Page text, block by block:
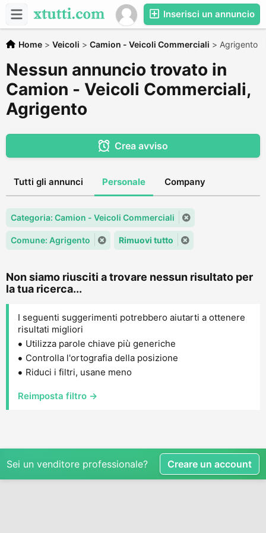
Inserisci un annuncio
Home > Veicoli > Camion - Veicoli Commerciali > Agrigento
Nessun annuncio trovato in
Camion - Veicoli Commerciali,
Agrigento
Crea avviso
Tutti gli annunci Personale Company
Categoria: Camion - Veicoli Commerciali
Comune: Agrigento Rimuovi tutto
Non siamo riusciti a trovare nessun risultato per
la tua ricerca...
I seguenti suggerimenti potrebbero aiutarti a ottenere
risultati migliori
Utilizza parole chiave più generiche
Controlla l'ortografia della posizione
Riduci i filtri, usane meno
Reimposta filtro →
Sei un venditore professionale? Creare un account